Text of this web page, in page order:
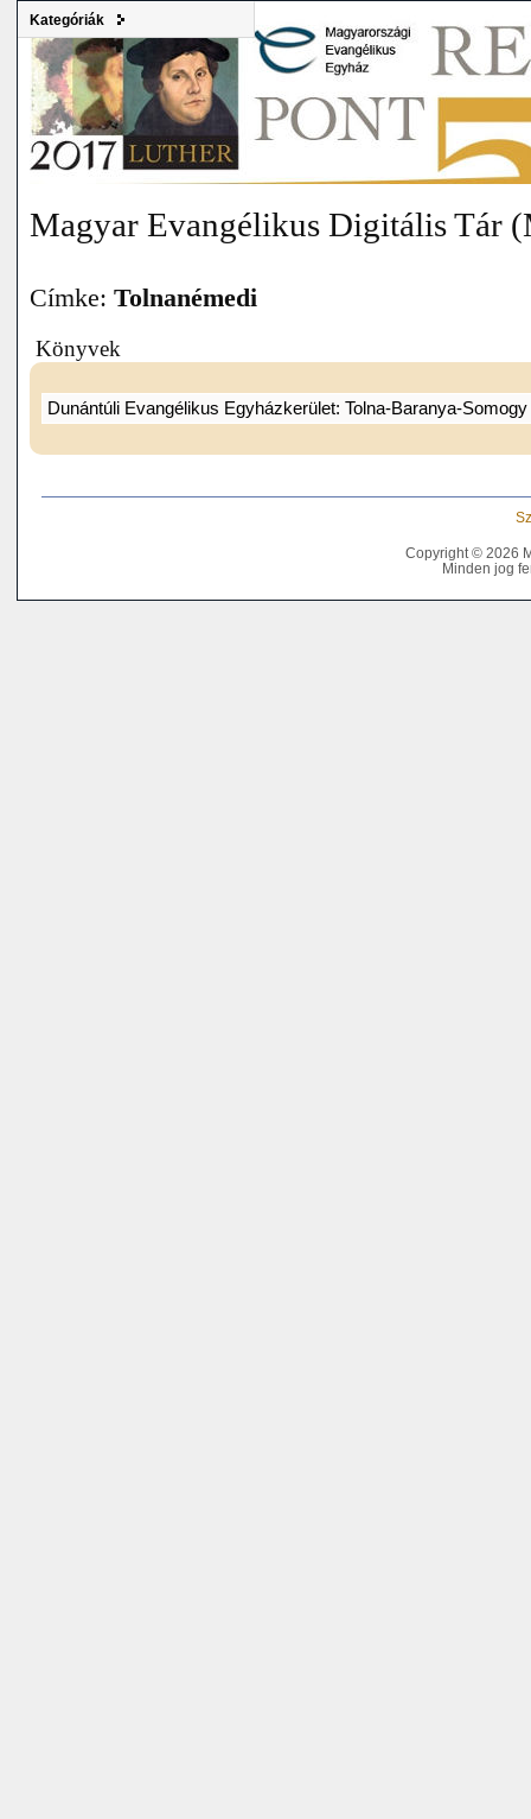
Kategóriák
Magyar Evangélikus Digitális Tár
Címke: Tolnanémedi
Könyvek
Dunántúli Evangélikus Egyházkerület: Tolna-Baranya-
Copyright © 2026
Minden jog